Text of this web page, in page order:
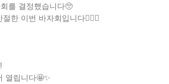
를 결정했습니다🥺
한 이번 바자회입니다🙇🏻‍♀️
열립니다🤩✨